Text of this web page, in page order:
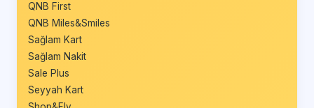
QNB First
QNB Miles&Smiles
Sağlam Kart
Sağlam Nakit
Sale Plus
Seyyah Kart